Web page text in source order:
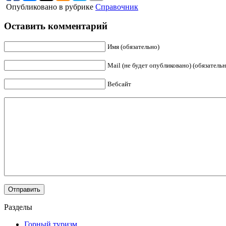
Опубликовано в рубрике Справочник
Оставить комментарий
Имя (обязательно)
Mail (не будет опубликовано)
Вебсайт
Разделы